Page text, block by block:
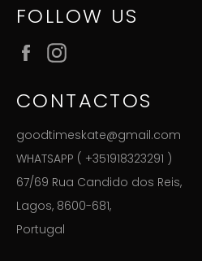
FOLLOW US
Facebook
CONTACTOS
goodtimeskate@gmail.com
WHATSAPP ( +351918323291 )
67/69 Rua Candido dos Reis,
Lagos, 8600-681,
Portugal